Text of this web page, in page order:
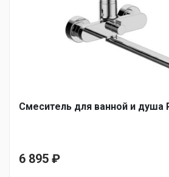
Смеситель для ванной и душа
6 895 ₽